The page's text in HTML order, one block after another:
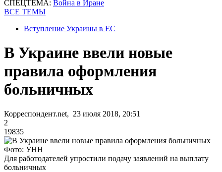
СПЕЦТЕМА: Война в Иране
ВСЕ ТЕМЫ
Вступление Украины в ЕС
В Украине ввели новые
правила оформления
больничных
Корреспондент.net, 23 июля 2018, 20:51
2
19835
Фото: УНН
Для работодателей упростили подачу заявлений на выплату
больничных